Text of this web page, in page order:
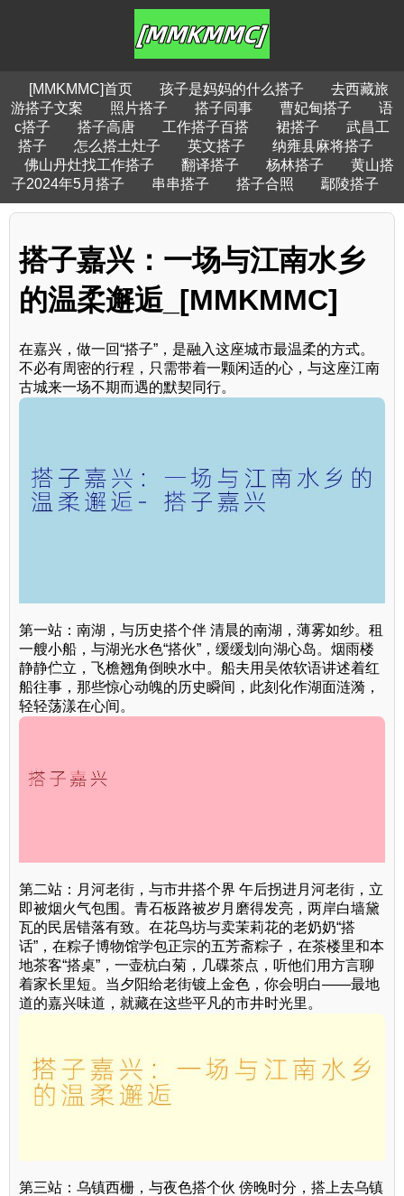
[MMKMMC]首页 孩子是妈妈的什么搭子
去西藏旅
游搭子文案
照片搭子 搭子同事 曹妃甸搭子
语
c搭子
搭子高唐 工作搭子百搭 裙搭子
武昌工
搭子
怎么搭土灶子 英文搭子
纳雍县麻将搭子
佛山丹灶找工作搭子
翻译搭子 杨林搭子
黄山搭
子2024年5月搭子
串串搭子 搭子合照 鄢陵搭子
搭子嘉兴：一场与江南水乡
的温柔邂逅_[MMKMMC]
在嘉兴，做一回“搭子”，是融入这座城市最温柔的方式。
不必有周密的行程，只需带着一颗闲适的心，与这座江南
古城来一场不期而遇的默契同行。
第一站：南湖，与历史搭个伴 清晨的南湖，薄雾如纱。租
一艘小船，与湖光水色“搭伙”，缓缓划向湖心岛。烟雨楼
静静伫立，飞檐翘角倒映水中。船夫用吴侬软语讲述着红
船往事，那些惊心动魄的历史瞬间，此刻化作湖面涟漪，
轻轻荡漾在心间。
第二站：月河老街，与市井搭个界 午后拐进月河老街，立
即被烟火气包围。青石板路被岁月磨得发亮，两岸白墙黛
瓦的民居错落有致。在花鸟坊与卖茉莉花的老奶奶“搭
话”，在粽子博物馆学包正宗的五芳斋粽子，在茶楼里和本
地茶客“搭桌”，一壶杭白菊，几碟茶点，听他们用方言聊
着家长里短。当夕阳给老街镀上金色，你会明白——最地
道的嘉兴味道，就藏在这些平凡的市井时光里。
第三站：乌镇西栅，与夜色搭个伙 傍晚时分，搭上去乌镇